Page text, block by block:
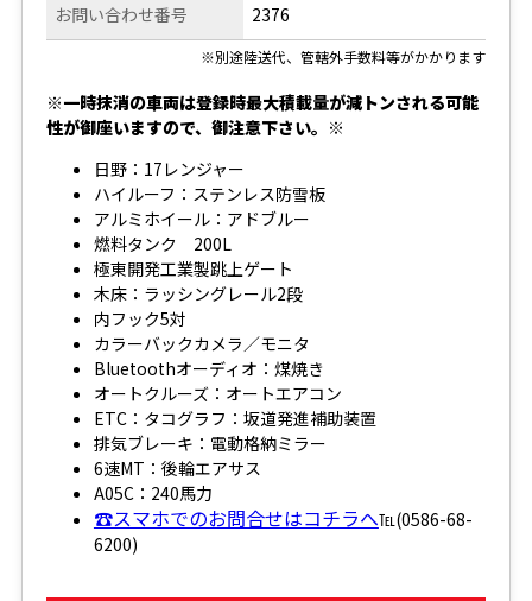
お問い合わせ番号 2376
※別途陸送代、管轄外手数料等がかかります
※一時抹消の車両は登録時最大積載量が減トンされる可能
性が御座いますので、御注意下さい。※
日野：17レンジャー
ハイルーフ：ステンレス防雪板
アルミホイール：アドブルー
燃料タンク 200L
極東開発工業製跳上ゲート
木床：ラッシングレール2段
内フック5対
カラーバックカメラ／モニタ
Bluetoothオーディオ：煤焼き
オートクルーズ：オートエアコン
ETC：タコグラフ：坂道発進補助装置
排気ブレーキ：電動格納ミラー
6速MT：後輪エアサス
A05C：240馬力
☎スマホでのお問合せはコチラへ℡(0586-68-
6200)